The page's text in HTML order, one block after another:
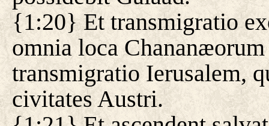
{1:20} Et transmigratio
omnia loca
transmigratio Ierusalem,
civitates Austri.